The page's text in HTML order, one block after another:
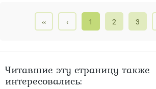
‹‹ ‹ 1 2 3
Читавшие эту страницу также
интересовались: